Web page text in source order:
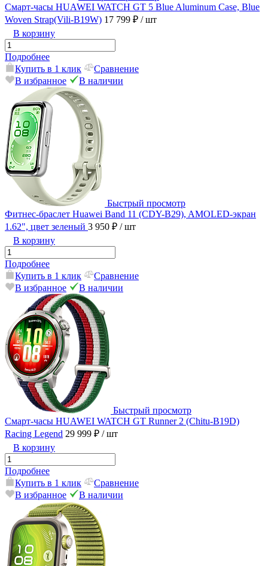
Смарт-часы HUAWEI WATCH GT 5 Blue Aluminum Case, Blue
Woven Strap(Vili-B19W) 17 799 ₽ / шт
В корзину
Подробнее
Купить в 1 клик
Сравнение
В избранное
В наличии
Быстрый просмотр
Фитнес-браслет Huawei Band 11 (CDY-B29), AMOLED-экран
1.62", цвет зеленый 3 950 ₽ / шт
В корзину
Подробнее
Купить в 1 клик
Сравнение
В избранное
В наличии
Быстрый просмотр
Смарт-часы HUAWEI WATCH GT Runner 2 (Chitu-B19D)
Racing Legend 29 999 ₽ / шт
В корзину
Подробнее
Купить в 1 клик
Сравнение
В избранное
В наличии